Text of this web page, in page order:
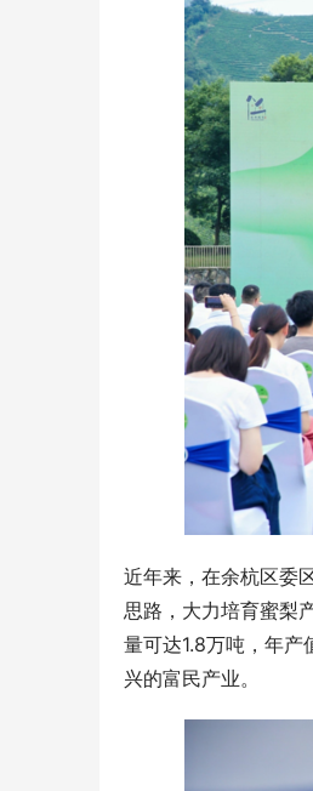
近年来，在余杭区委
思路，大力培育蜜梨
量可达1.8万吨，年
兴的富民产业。